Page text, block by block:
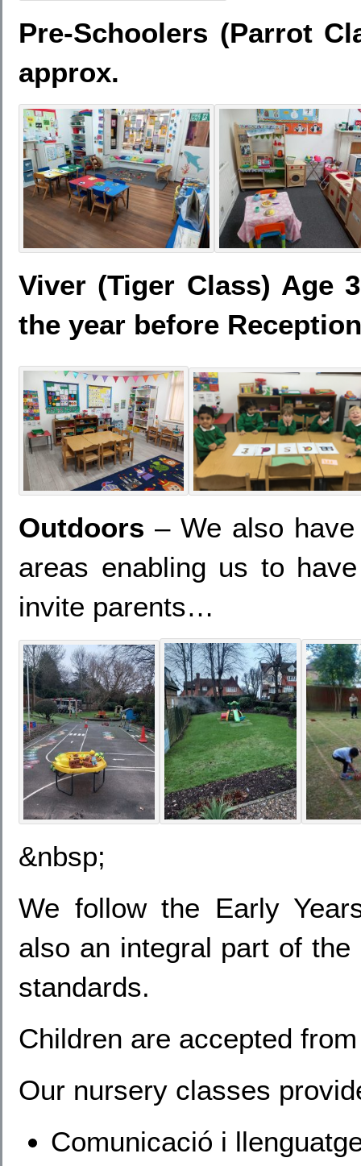
Pre-Schoolers (Parrot
approx.
Viver (Tiger Class) Age
the year before
Outdoors – We also
areas enabling us to
invite parents…
&nbsp;
We follow the Early
also an integral part of
standards.
Children are accepted
Our nursery classes
Comunicació i